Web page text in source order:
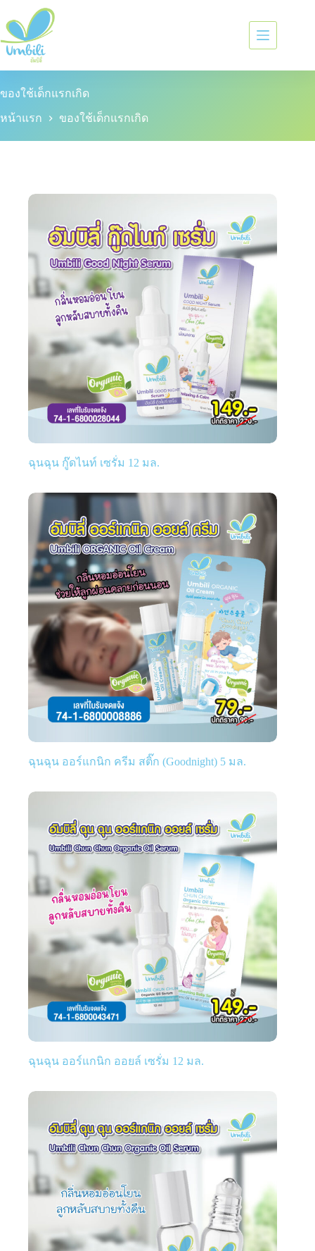
ของใช้เด็กแรกเกิด
หน้าแรก ของใช้เด็กแรกเกิด
ฉุนฉุน กู๊ดไนท์ เซรั่ม 12 มล.
ฉุนฉุน ออร์แกนิก ครีม สติ๊ก (Goodnight) 5 มล.
ฉุนฉุน ออร์แกนิก ออยล์ เซรั่ม 12 มล.